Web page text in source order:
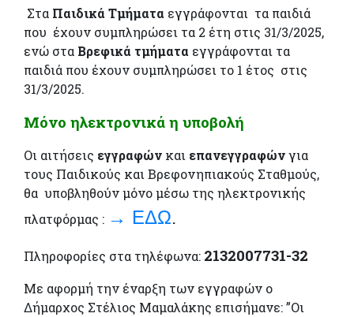
Στα Παιδικά Τμήματα εγγράφονται τα παιδιά
που έχουν συμπληρώσει τα 2 έτη στις 31/3/2025,
ενώ στα Βρεφικά τμήματα εγγράφονται τα
παιδιά που έχουν συμπληρώσει το 1 έτος στις
31/3/2025.
Μόνο ηλεκτρονικά η υποβολή
Οι αιτήσεις εγγραφών και επανεγγραφώνγια
τους Παιδικούς και Βρεφονηπιακούς Σταθμούς,
θα υποβληθούν μόνο μέσω της ηλεκτρονικής
πλατφόρμας : → ΕΔΩ.
Πληροφορίες στα τηλέφωνα: 2132007731-32
Με αφορμή την έναρξη των εγγραφών ο
Δήμαρχος Στέλιος Μαμαλάκης επισήμανε: ”Οι